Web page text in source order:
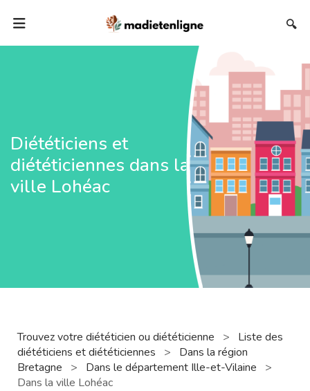
🔍
Diététiciens et
diététiciennes dans la
ville Lohéac
Trouvez votre diététicien ou diététicienne >
Liste des
diététiciens et diététiciennes
>
Dans la région
Bretagne
> Dans le département Ille-et-Vilaine
>
Dans la ville Lohéac